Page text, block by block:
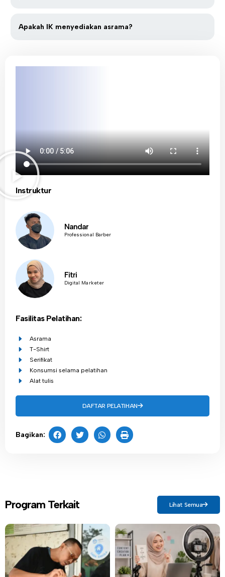
Apakah IK menyediakan asrama?
Instruktur
Nandar
Professional Barber
Fitri
Digital Marketer
Fasilitas Pelatihan:
Asrama
T-Shirt
Serifikat
Konsumsi selama pelatihan
Alat tulis
DAFTAR PELATIHAN
Bagikan:
Program Terkait Lihat Semua